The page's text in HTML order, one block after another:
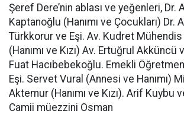
Şeref Dere’nin ablası ve yeğenleri, Dr.
Kaptanoğlu (Hanımı ve Çocukları) Dr.
Türkkorur ve Eşi. Av. Kudret
(Hanımı ve Kızı) Av. Ertuğrul Akküncü
Fuat Hacıbebekoğlu. Emekli
Eşi. Servet Vural (Annesi ve Hanımı)
Aktemur (Hanımı ve Kızı). Arif Kuybu
Camii müezzini Osman